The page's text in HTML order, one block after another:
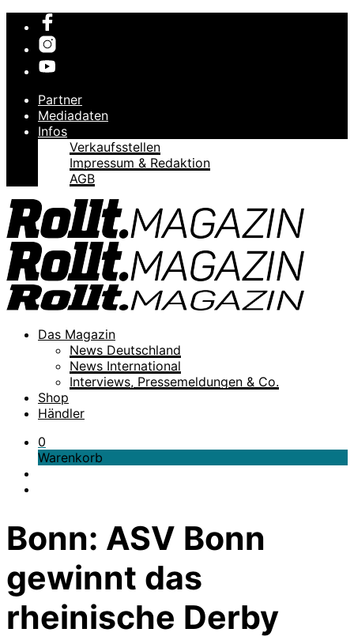
Partner
Mediadaten
Infos
Verkaufsstellen
Impressum & Redaktion
AGB
Das Magazin
News Deutschland
News International
Interviews, Pressemeldungen & Co.
Shop
Händler
0
Warenkorb
Bonn: ASV Bonn
gewinnt das
rheinische Derby